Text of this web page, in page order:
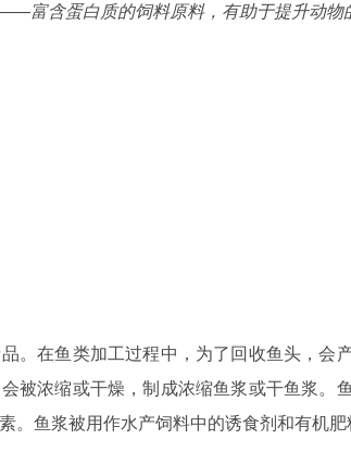
富含蛋白质的饲料原料，有助于提升动物
。在鱼类加工过程中，为了回收鱼头，会
被浓缩或干燥，制成浓缩鱼浆或干鱼浆。
。鱼浆被用作水产饲料中的诱食剂和有机肥